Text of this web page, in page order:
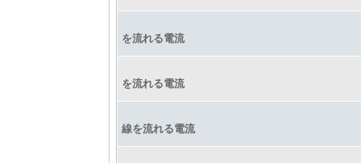
を流れる電流
を流れる電流
線を流れる電流